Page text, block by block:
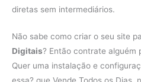
diretas sem intermediários.
Não sabe como criar o seu site
Digitais? Então contrate alguém
Quer uma instalação e